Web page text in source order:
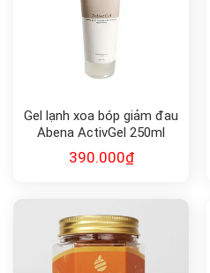
Gel lạnh xoa bóp giảm đau
Abena ActivGel 250ml
390.000₫